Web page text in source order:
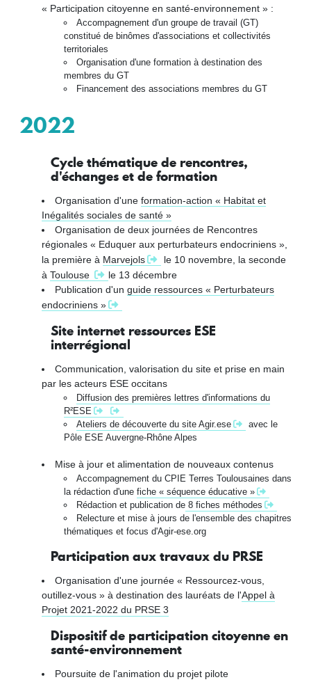
« Participation citoyenne en santé-environnement » :
Accompagnement d'un groupe de travail (GT)
constitué de binômes d'associations et collectivités
territoriales
Organisation d'une formation à destination des
membres du GT
Financement des associations membres du GT
2022
Cycle thématique de rencontres,
d'échanges et de formation
Organisation d'uneformation-action « Habitat et
Inégalités sociales de santé »
Organisation de deux journées de Rencontres
régionales « Eduquer aux perturbateurs endocriniens »,
la première à Marvejols
le 10 novembre, la seconde
à Toulouse
le 13 décembre
Publication d'unguide ressources « Perturbateurs
endocriniens »
Site internet ressources ESE
interrégional
Communication, valorisation du site et prise en main
par les acteurs ESE occitans
Diffusion des premières lettres d'informations du
R²ESE
Ateliers de découverte du site Agir.ese
avec le
Pôle ESE Auvergne-Rhône Alpes
Mise à jour et alimentation de nouveaux contenus
Accompagnement du CPIE Terres Toulousaines dans
la rédaction d'une fiche « séquence éducative »
Rédaction et publication de8 fiches méthodes
Relecture et mise à jours de l'ensemble des chapitres
thématiques et focus d'Agir-ese.org
Participation aux travaux du PRSE
Organisation d'une journée « Ressourcez-vous,
outillez-vous » à destination des lauréats de l'Appel à
Projet 2021-2022 du PRSE 3
Dispositif de participation citoyenne en
santé-environnement
Poursuite de l'animation du projet pilote